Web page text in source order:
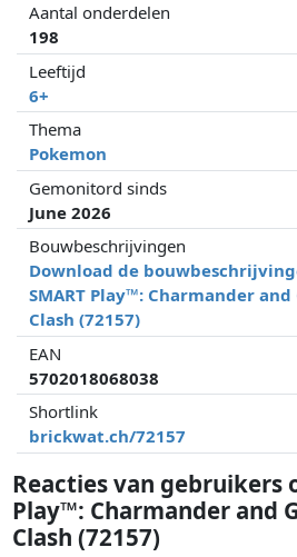
Aantal onderdelen
198
Leeftijd
6+
Thema
Pokemon
Gemonitord sinds
June 2026
Bouwbeschrijvingen
Download de
SMART Play™: Charmander
Clash (72157)
EAN
5702018068038
Shortlink
brickwat.ch/72157
Reacties van gebruikers
Play™: Charmander and
Clash (72157)